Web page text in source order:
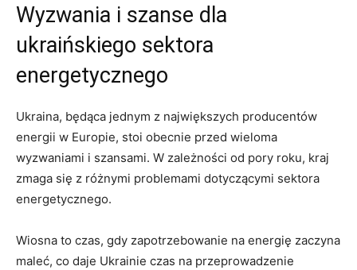
Wyzwania i szanse dla‌
ukraińskiego sektora
energetycznego
Ukraina, będąca jednym z ⁣największych ⁣producentów
energii w Europie, stoi obecnie przed wieloma
wyzwaniami i szansami. W zależności od pory roku, kraj
zmaga ⁤się z ⁤różnymi problemami dotyczącymi sektora
energetycznego.
Wiosna ‍to czas, gdy zapotrzebowanie​ na ​energię zaczyna
maleć,⁤ co daje Ukrainie czas na przeprowadzenie